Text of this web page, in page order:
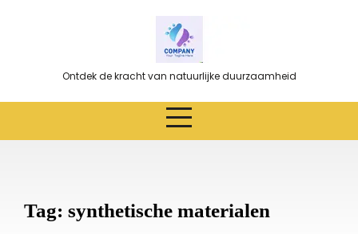
Ontdek de kracht van natuurlijke duurzaamheid
Tag: synthetische materialen